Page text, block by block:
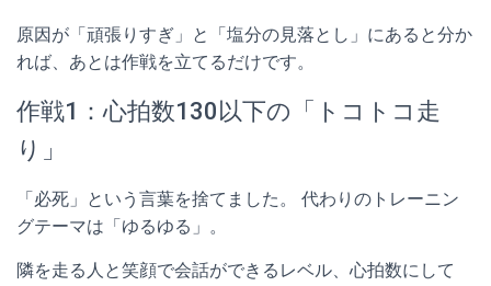
原因が「頑張りすぎ」と「塩分の見落とし」にあると分か
れば、あとは作戦を立てるだけです。
作戦1：心拍数130以下の「トコトコ走
り」
「必死」という言葉を捨てました。 代わりのトレーニン
グテーマは「ゆるゆる」。
隣を走る人と笑顔で会話ができるレベル、心拍数にして